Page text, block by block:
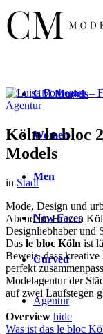
CMModels
Women
Men
NewFaces
Curved
Agentur
Köln le bloc
Models
in Stadt
Mode, Design und
Abend im Herzen
Designliebhaber und
Das le bloc Köln ist
Beweis, dass
perfekt
Modelagentur der
auf zwei Laufstegen
Overview hide
Was ist das le bloc